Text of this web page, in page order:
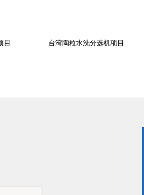
目 台湾陶粒水洗分选机项目